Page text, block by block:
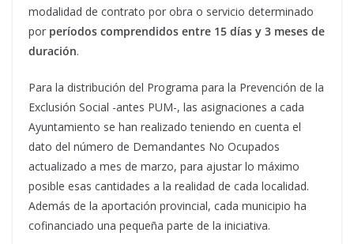
modalidad de contrato por obra o servicio determinado
por períodos comprendidos entre 15 días y 3 meses de
duración.
Para la distribución del Programa para la Prevención de la
Exclusión Social -antes PUM-, las asignaciones a cada
Ayuntamiento se han realizado teniendo en cuenta el
dato del número de Demandantes No Ocupados
actualizado a mes de marzo, para ajustar lo máximo
posible esas cantidades a la realidad de cada localidad.
Además de la aportación provincial, cada municipio ha
cofinanciado una pequeña parte de la iniciativa.